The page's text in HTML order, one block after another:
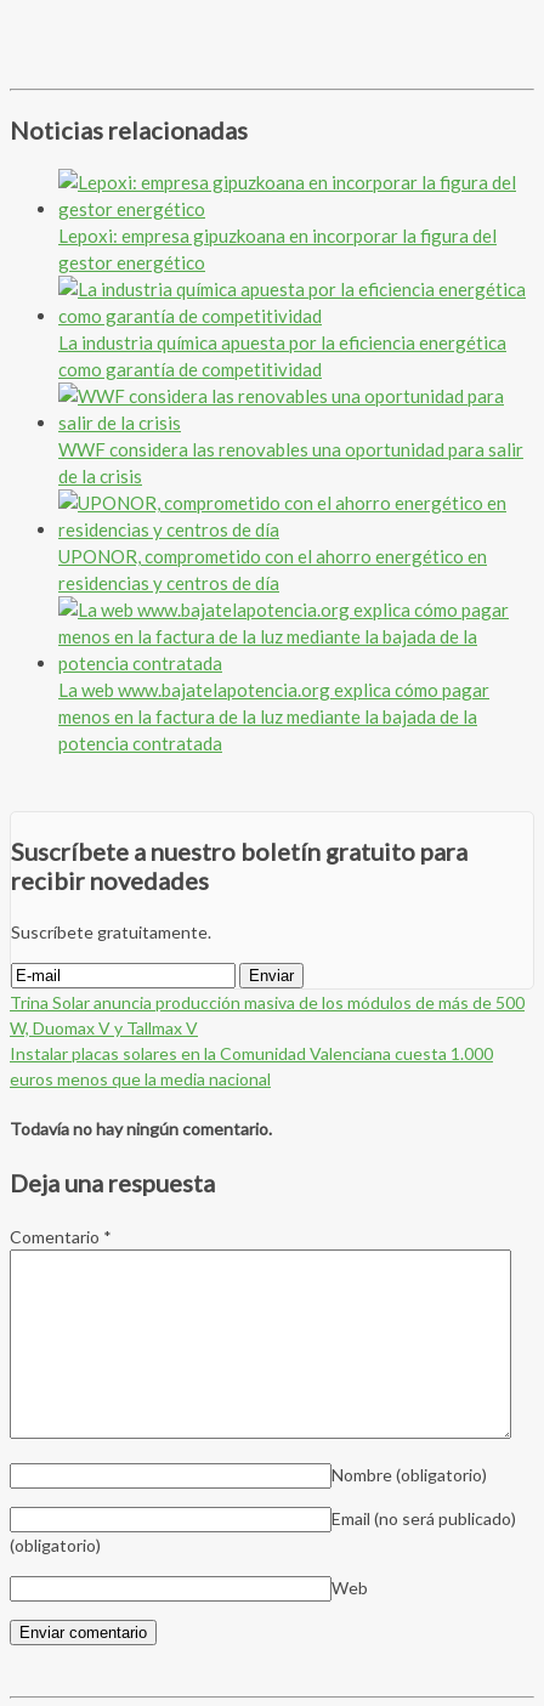
Noticias relacionadas
Lepoxi: empresa gipuzkoana en incorporar la figura del
gestor energético
La industria química apuesta por la eficiencia energética
como garantía de competitividad
WWF considera las renovables una oportunidad para salir
de la crisis
UPONOR, comprometido con el ahorro energético en
residencias y centros de día
La web www.bajatelapotencia.org explica cómo pagar
menos en la factura de la luz mediante la bajada de la
potencia contratada
Suscríbete a nuestro boletín gratuito para
recibir novedades
Suscríbete gratuitamente.
Trina Solar anuncia producción masiva de los módulos de más de 500
W, Duomax V y Tallmax V
Instalar placas solares en la Comunidad Valenciana cuesta 1.000
euros menos que la media nacional
Todavía no hay ningún comentario.
Deja una respuesta
Comentario *
Nombre(obligatorio)
Email (no será publicado)
(obligatorio)
Web